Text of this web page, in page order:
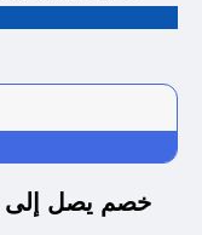
خصم يصل إلى ٢١٪ على فندق تيم أوبرا مادلين